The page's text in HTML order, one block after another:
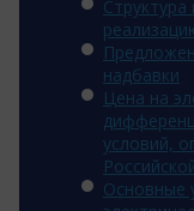
надбавки
Цена на
условий,
Основные